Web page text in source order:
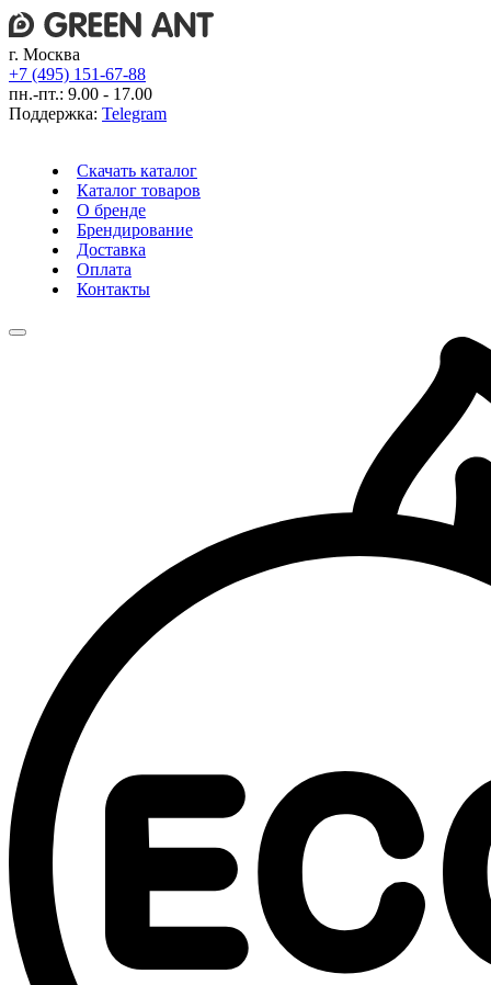
г. Москва
+7 (495) 151-67-88
пн.-пт.: 9.00 - 17.00
Поддержка: Telegram
Скачать каталог
Каталог товаров
О бренде
Брендирование
Доставка
Оплата
Контакты